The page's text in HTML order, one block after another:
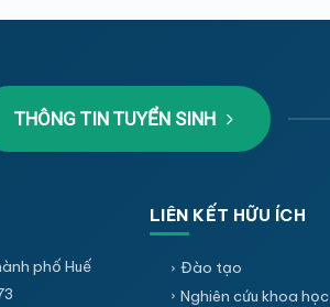
THÔNG TIN TUYỂN SINH
phố Huế
LIÊN KẾT HỮU ÍCH
Đào tạo
Nghiên cứu khoa học